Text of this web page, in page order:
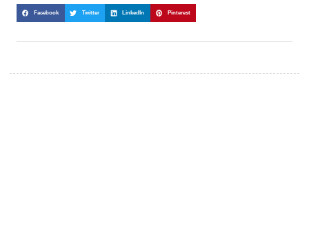
Facebook Twitter LinkedIn Pinterest